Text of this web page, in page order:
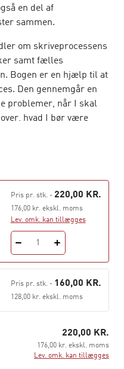
en del af
sammen.
om skriveprocessens
samt fælles
Bogen er en hjælp til at
Den gennemgår en
problemer, når I skal
hvad I bør være
vil blive bedre til det.
Pris pr. stk.- 220,00 KR.
176,00 kr. ekskl. moms
Lev. omk. kan tillægges
1
Pris pr. stk.- 160,00 KR.
128,00 kr. ekskl. moms
220,00 KR.
176,00 kr. ekskl. moms
Lev. omk. kan tillægges